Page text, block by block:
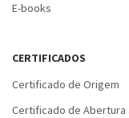
E-books
CERTIFICADOS
Certificado de Origem
Certificado de Abertura